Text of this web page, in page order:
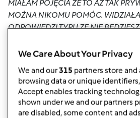
MIAŁAM POJĘCIA ZE TO AŻ TAK
MOŻNA NIKOMU POMÓC.
ODPOWIEDZI TYPU ZE NIE
TEJ IZIE SKORO JESTEM W STANIE.
HANIA I WŁASNE ZDANIE ALE
NIE PRZESZŁO ŻE TAK TO
SLOWA NIE NAPISAC W TWOIM
BO CHCIALAM PO PROSTU
We Care About Your Privacy
We and our315 partners store and
browsing data or unique
Accept enables tracking
shown under we and our partners
are disabled, some content and